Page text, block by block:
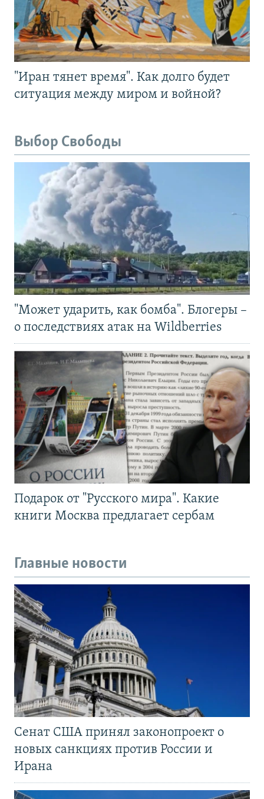
"Иран тянет время". Как долго будет
ситуация между миром и войной?
Выбор Свободы
"Может ударить, как бомба". Блогеры –
о последствиях атак на Wildberries
Подарок от "Русского мира". Какие
книги Москва предлагает сербам
Главные новости
Сенат США принял законопроект о
новых санкциях против России и
Ирана